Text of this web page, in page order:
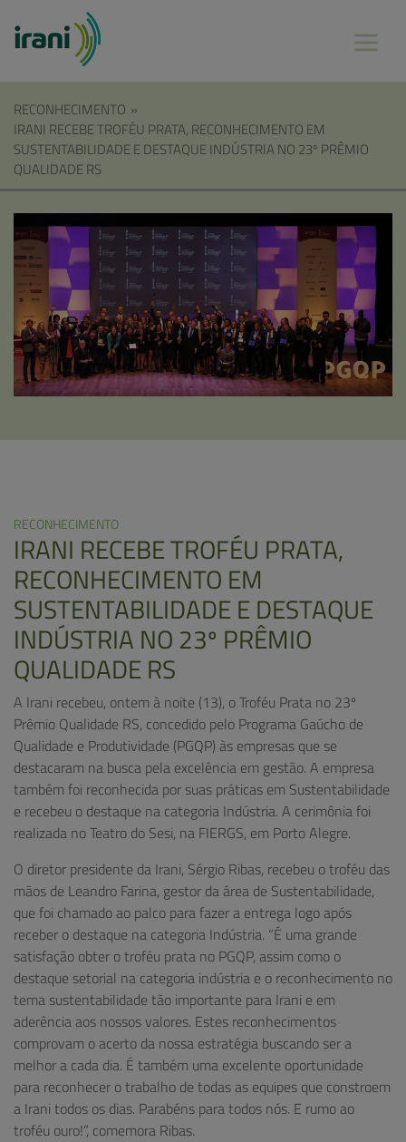
RECONHECIMENTO »
IRANI RECEBE TROFÉU PRATA, RECONHECIMENTO EM
SUSTENTABILIDADE E DESTAQUE INDÚSTRIA NO 23º PRÊMIO
QUALIDADE RS
RECONHECIMENTO
IRANI RECEBE TROFÉU PRATA,
RECONHECIMENTO EM
SUSTENTABILIDADE E DESTAQUE
INDÚSTRIA NO 23º PRÊMIO
QUALIDADE RS
A Irani recebeu, ontem à noite (13), o Troféu Prata no 23º
Prêmio Qualidade RS, concedido pelo Programa Gaúcho de
Qualidade e Produtividade (PGQP) às empresas que se
destacaram na busca pela excelência em gestão. A empresa
também foi reconhecida por suas práticas em Sustentabilidade
e recebeu o destaque na categoria Indústria. A cerimônia foi
realizada no Teatro do Sesi, na FIERGS, em Porto Alegre.
O diretor presidente da Irani, Sérgio Ribas, recebeu o troféu das
mãos de Leandro Farina, gestor da área de Sustentabilidade,
que foi chamado ao palco para fazer a entrega logo após
receber o destaque na categoria Indústria. “É uma grande
satisfação obter o troféu prata no PGQP, assim como o
destaque setorial na categoria indústria e o reconhecimento no
tema sustentabilidade tão importante para Irani e em
aderência aos nossos valores. Estes reconhecimentos
comprovam o acerto da nossa estratégia buscando ser a
melhor a cada dia. É também uma excelente oportunidade
para reconhecer o trabalho de todas as equipes que constroem
a Irani todos os dias. Parabéns para todos nós. E rumo ao
troféu ouro!”, comemora Ribas.